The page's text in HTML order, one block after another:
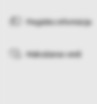
Piegādes informācija
Maksāšanas veidi